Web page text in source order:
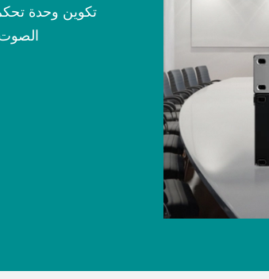
تكوين وحدة